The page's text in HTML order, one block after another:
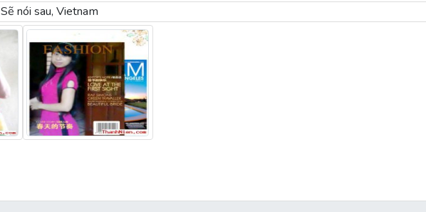
Sẽ nói sau, Vietnam